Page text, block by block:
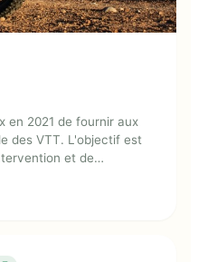
en 2021 de fournir aux
des VTT. L'objectif est
et de
du XXe siècle pour